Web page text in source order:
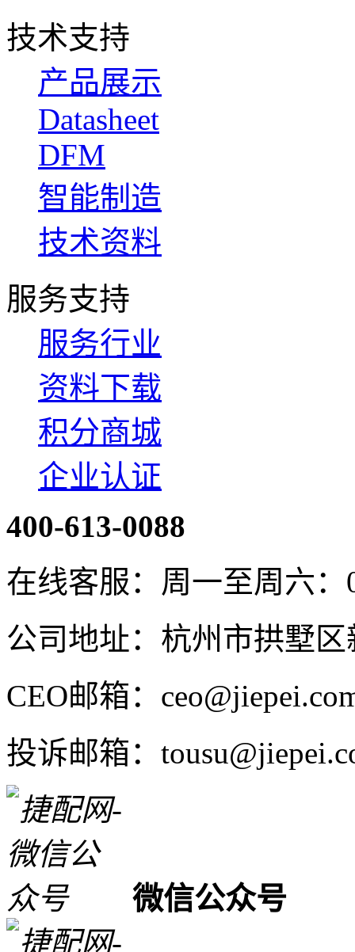
技术支持
产品展示
Datasheet
DFM
智能制造
技术资料
服务支持
服务行业
资料下载
积分商城
企业认证
400-613-0088
在线客服：周一至周六：
公司地址：杭州市拱墅
CEO邮箱：
投诉邮箱：
微信公众号